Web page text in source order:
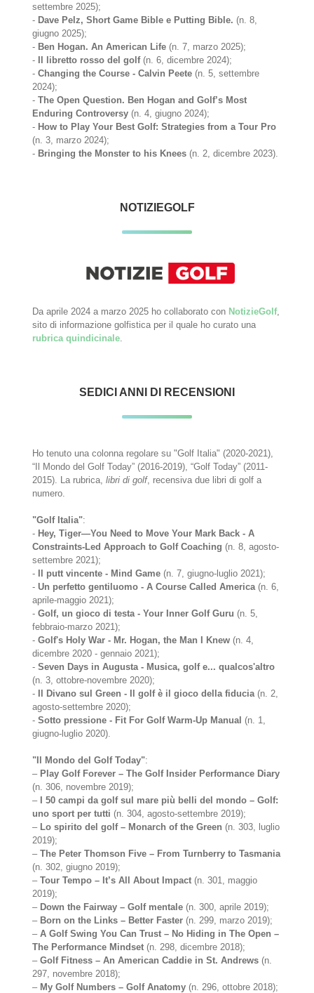
settembre 2025);
- Dave Pelz, Short Game Bible e Putting Bible.(n. 8,
giugno 2025);
- Ben Hogan. An American Life (n. 7, marzo 2025);
-
Il libretto rosso del golf(n. 6, dicembre 2024);
-Changing the Course - Calvin Peete (n. 5, settembre
2024);
-The Open Question. Ben Hogan and Golf’s Most
Enduring Controversy (n. 4, giugno 2024);
- How to Play Your Best Golf: Strategies from a Tour Pro
(n. 3, marzo 2024);
- Bringing the Monster to his Knees (n. 2, dicembre 2023).
NOTIZIEGOLF
Da aprile 2024 a marzo 2025 ho collaborato con NotizieGolf,
sito di informazione golfistica per il quale ho curato una
rubrica quindicinale
SEDICI ANNI DI RECENSIONI
Ho tenuto una colonna regolare su "Golf Italia" (2020-2021),
“Il Mondo del Golf Today” (2016-2019), “Golf Today” (2011-
2015). La rubrica,libri di golf, recensiva due libri di golf a
numero.
"Golf Italia":
- Hey, Tiger—You Need to Move Your Mark Back - A
Constraints-Led Approach to Golf Coaching (n. 8, agosto-
settembre 2021);
-
Il putt vincente - Mind Game (n. 7, giugno-luglio 2021);
-Un perfetto gentiluomo - A Course Called America(n. 6,
aprile-maggio 2021);
-Golf, un gioco di testa - Your Inner Golf Guru (n. 5,
febbraio-marzo 2021);
-Golf's Holy War - Mr. Hogan, the Man I Knew (n. 4,
dicembre 2020 - gennaio 2021);
-Seven Days in Augusta - Musica, golf e... qualcos'altro
(n. 3, ottobre-novembre 2020);
-
Il Divano sul Green - Il golf è il gioco della fiducia(n. 2,
agosto-settembre 2020);
-Sotto pressione - Fit For Golf Warm-Up Manual (n. 1,
giugno-luglio 2020).
"Il Mondo del Golf Today":
– Play Golf Forever – The Golf Insider Performance Diary
(n. 306, novembre 2019);
–
I 50 campi da golf sul mare più belli del mondo – Golf:
uno sport per tutti (n. 304, agosto-settembre 2019);
– Lo spirito del golf – Monarch of the Green (n. 303, luglio
2019);
–The Peter Thomson Five – From Turnberry to Tasmania
(n. 302, giugno 2019);
–Tour Tempo – It’s All About Impact (n. 301, maggio
2019);
– Down the Fairway – Golf mentale (n. 300, aprile 2019);
– Born on the Links – Better Faster (n. 299, marzo 2019);
–A Golf Swing You Can Trust – No Hiding in The Open –
The Performance Mindset (n. 298, dicembre 2018);
–Golf Fitness – An American Caddie in St. Andrews (n.
297, novembre 2018);
– My Golf Numbers – Golf Anatomy (n. 296, ottobre 2018);